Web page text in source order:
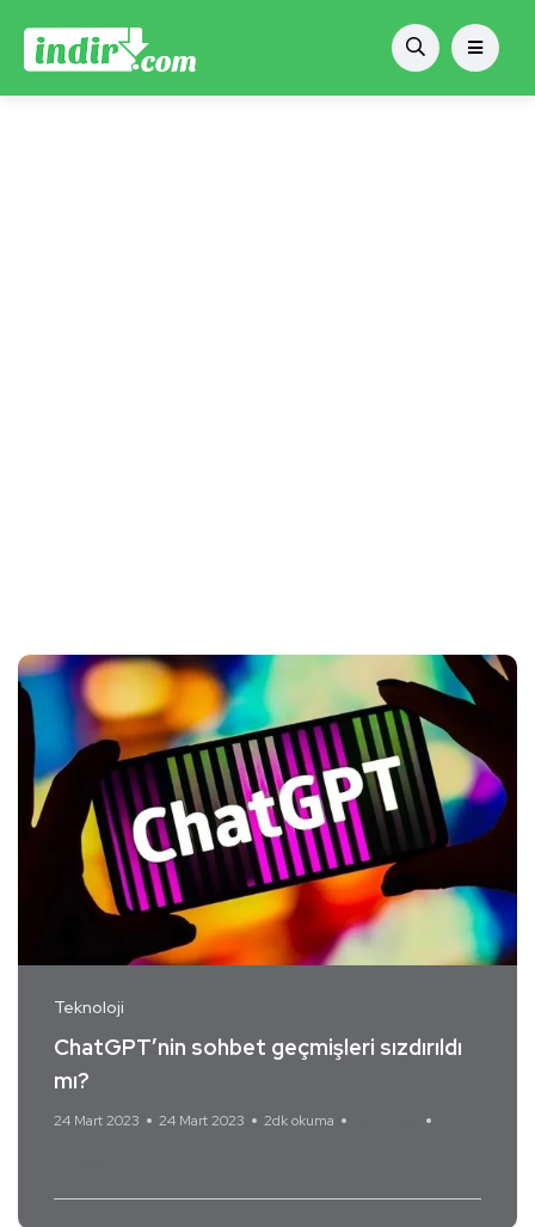
Teknoloji
ChatGPT’nin sohbet geçmişleri sızdırıldı
mı?
24 Mart 2023 24 Mart 2023 2dk okuma